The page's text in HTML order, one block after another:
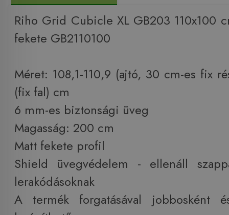
Riho Grid Cubicle XL GB203 110x100
fekete GB2110100
Méret: 108,1-110,9 (ajtó, 30 cm-es fix
(fix fal) cm
6 mm-es biztonsági üveg
Magasság: 200 cm
Matt fekete profil
Shield üvegvédelem - ellenáll
lerakódásoknak
A termék forgatásával jobbosként